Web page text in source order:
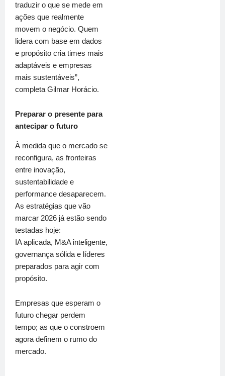
traduzir o que se mede em
ações que realmente
movem o negócio. Quem
lidera com base em dados
e propósito cria times mais
adaptáveis e empresas
mais sustentáveis”,
completa Gilmar Horácio.
Preparar o presente para
antecipar o futuro
À medida que o mercado se
reconfigura, as fronteiras
entre inovação,
sustentabilidade e
performance desaparecem.
As estratégias que vão
marcar 2026 já estão sendo
testadas hoje:
IA aplicada, M&A inteligente,
governança sólida e líderes
preparados para agir com
propósito.
Empresas que esperam o
futuro chegar perdem
tempo; as que o constroem
agora definem o rumo do
mercado.